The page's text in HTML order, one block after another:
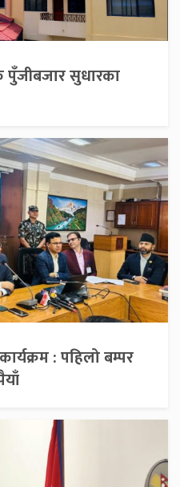
पुँजीबजार सुधारका
: पहिलो बम्पर